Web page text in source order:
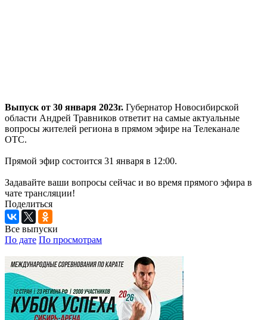
Выпуск от 30 января 2023г. Губернатор Новосибирской
области Андрей Травников ответит на самые актуальные
вопросы жителей региона в прямом эфире на Телеканале
ОТС.
Прямой эфир состоится 31 января в 12:00.
Задавайте ваши вопросы сейчас и во время прямого эфира в
чате трансляции!
Поделиться
Все выпуски
По дате По просмотрам